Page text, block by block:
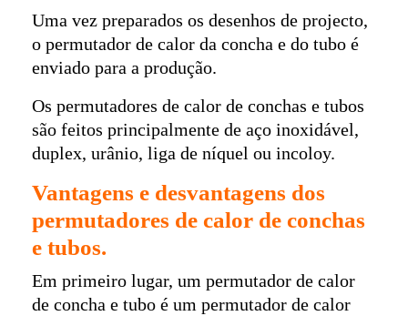
Uma vez preparados os desenhos de projecto,
o permutador de calor da concha e do tubo é
enviado para a produção.
Os permutadores de calor de conchas e tubos
são feitos principalmente de aço inoxidável,
duplex, urânio, liga de níquel ou incoloy.
Vantagens e desvantagens dos
permutadores de calor de conchas
e tubos.
Em primeiro lugar, um permutador de calor
de concha e tubo é um permutador de calor